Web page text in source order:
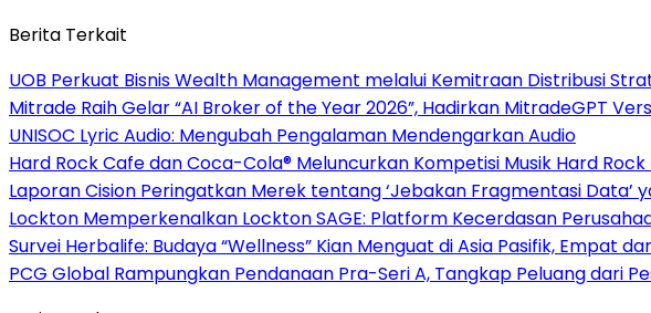
Berita Terkait
UOB Perkuat Bisnis Wealth Management melalui Kemitraan Distribusi
Mitrade Raih Gelar “AI Broker of the Year 2026”, Hadirkan MitradeGPT
UNISOC Lyric Audio: Mengubah Pengalaman Mendengarkan Audio
Hard Rock Cafe dan Coca-Cola® Meluncurkan Kompetisi Musik Hard
Laporan Cision Peringatkan Merek tentang ‘Jebakan Fragmentasi Data’
Lockton Memperkenalkan Lockton SAGE: Platform Kecerdasan
Survei Herbalife: Budaya “Wellness” Kian Menguat di Asia Pasifik, Empat
PCG Global Rampungkan Pendanaan Pra-Seri A, Tangkap Peluang dari